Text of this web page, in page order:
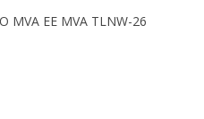
MVA EE MVA TLNW-26